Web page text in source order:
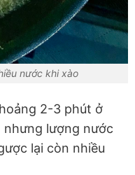
nước khi xào
2-3 phút ở
lượng nước
lại còn nhiều